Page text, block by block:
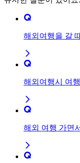
해외여행을 갈
해외여행시 여
해외 여행 가면